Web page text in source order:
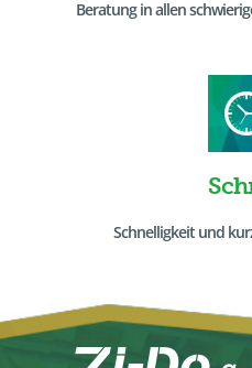
Beratung in allen
Schnelligkeit und